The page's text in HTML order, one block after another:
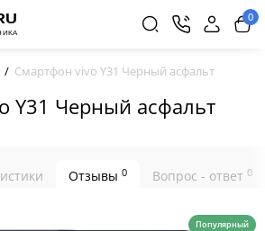
0
Смартфон vivo Y31 Черный асфальт
Y31 Черный асфальт
Отзывы 0 Вопрос - ответ 0
Популярный